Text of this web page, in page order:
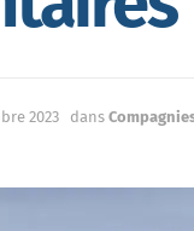
2023 dans